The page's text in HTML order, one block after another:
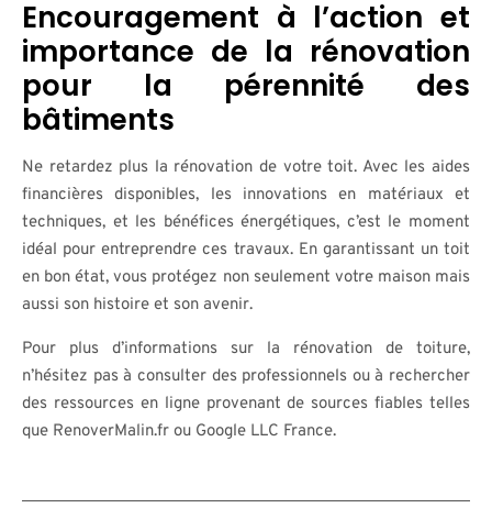
Encouragement à l’action et
importance de la rénovation
pour la pérennité des
bâtiments
Ne retardez plus la rénovation de votre toit. Avec les aides
financières disponibles, les innovations en matériaux et
techniques, et les bénéfices énergétiques, c’est le moment
idéal pour entreprendre ces travaux. En garantissant un toit
en bon état, vous protégez non seulement votre maison mais
aussi son histoire et son avenir.
Pour plus d’informations sur la rénovation de toiture,
n’hésitez pas à consulter des professionnels ou à rechercher
des ressources en ligne provenant de sources fiables telles
que RenoverMalin.fr ou Google LLC France.